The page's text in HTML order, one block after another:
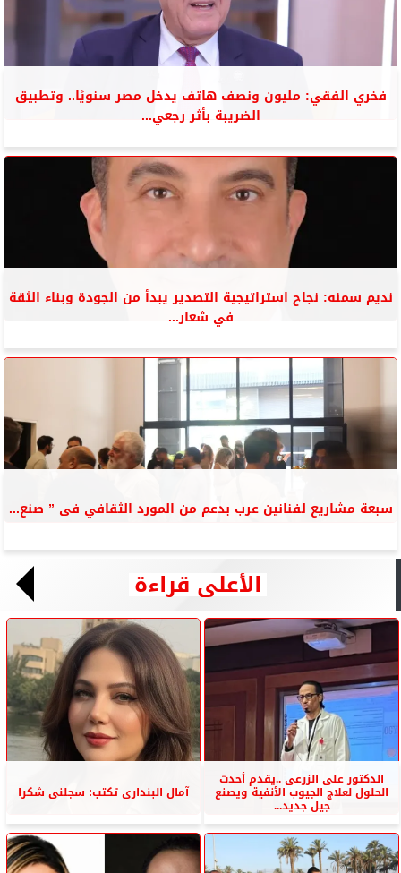
فخري الفقي: مليون ونصف هاتف يدخل مصر سنويًا.. وتطبيق
الضريبة بأثر رجعي...
نديم سمنه: نجاح استراتيجية التصدير يبدأ من الجودة وبناء الثقة
في شعار...
سبعة مشاريع لفنانين عرب بدعم من المورد الثقافي فى ” صنع...
الأعلى قراءة
الدكتور على الزرعى ..يقدم أحدث
الحلول لعلاج الجيوب الأنفية ويصنع
جيل جديد...
آمال البندارى تكتب: سجلنى شكرا